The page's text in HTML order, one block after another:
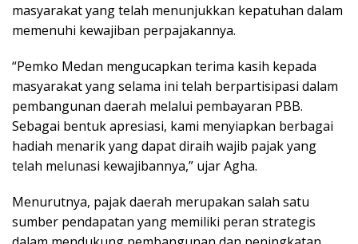
masyarakat yang telah menunjukkan kepatuhan dalam
memenuhi kewajiban perpajakannya.
“Pemko Medan mengucapkan terima kasih kepada
masyarakat yang selama ini telah berpartisipasi dalam
pembangunan daerah melalui pembayaran PBB.
Sebagai bentuk apresiasi, kami menyiapkan berbagai
hadiah menarik yang dapat diraih wajib pajak yang
telah melunasi kewajibannya,” ujar Agha.
Menurutnya, pajak daerah merupakan salah satu
sumber pendapatan yang memiliki peran strategis